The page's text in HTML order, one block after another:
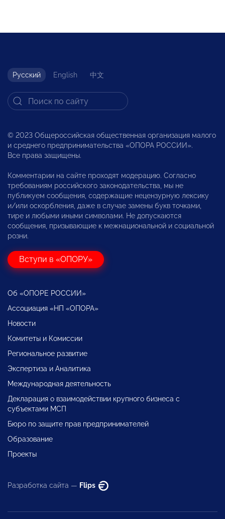
Русский English 中文
© 2023 Общероссийская общественная организация малого
и среднего предпринимательства «ОПОРА РОССИИ».
Все права защищены.
Комментарии на сайте проходят модерацию. Согласно
требованиям российского законодательства, мы не
публикуем сообщения, содержащие нецензурную лексику
и/или оскорбления, даже в случае замены букв точками,
тире и любыми иными символами. Не допускаются
сообщения, призывающие к межнациональной и социальной
розни.
Вступи в «ОПОРУ»
Об «ОПОРЕ РОССИИ»
Ассоциация «НП «ОПОРА»
Новости
Комитеты и Комиссии
Региональное развитие
Экспертиза и Аналитика
Международная деятельность
Декларация о взаимодействии крупного бизнеса с
субъектами МСП
Бюро по защите прав предпринимателей
Образование
Проекты
Разработка сайта — Flips